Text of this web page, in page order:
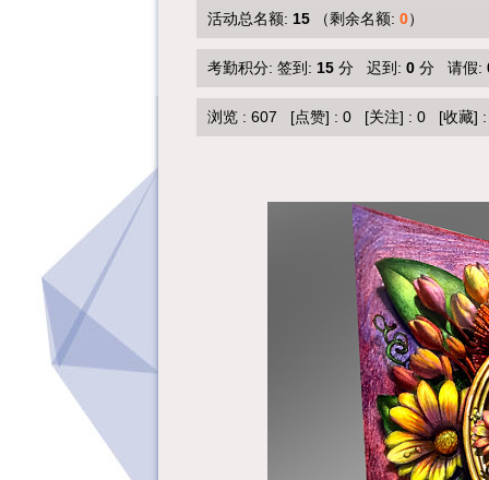
活动总名额: 15 （剩余名额: 0）
考勤积分: 签到: 15 分 迟到: 0 分 请假:
浏览 : 607 [点赞] : 0 [关注] : 0 [收藏]